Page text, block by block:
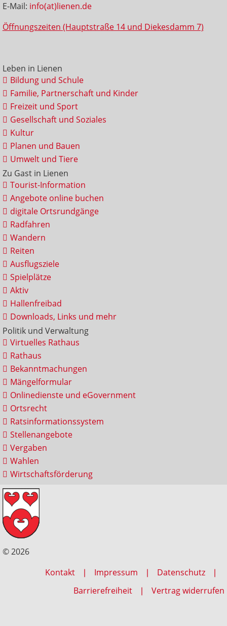
E-Mail: info(at)lienen.de
Öffnungszeiten (Hauptstraße 14 und Diekesdamm 7)
Leben in Lienen
Bildung und Schule
Familie, Partnerschaft und Kinder
Freizeit und Sport
Gesellschaft und Soziales
Kultur
Planen und Bauen
Umwelt und Tiere
Zu Gast in Lienen
Tourist-Information
Angebote online buchen
digitale Ortsrundgänge
Radfahren
Wandern
Reiten
Ausflugsziele
Spielplätze
Aktiv
Hallenfreibad
Downloads, Links und mehr
Politik und Verwaltung
Virtuelles Rathaus
Rathaus
Bekanntmachungen
Mängelformular
Onlinedienste und eGovernment
Ortsrecht
Ratsinformationssystem
Stellenangebote
Vergaben
Wahlen
Wirtschaftsförderung
© 2026
Kontakt
Impressum
Datenschutz
Barrierefreiheit
Vertrag widerrufen